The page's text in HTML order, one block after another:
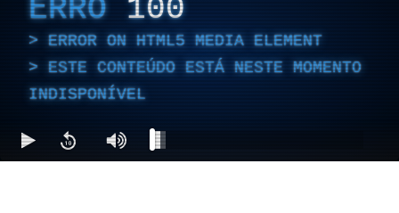
ERRO 100
ERROR ON HTML5 MEDIA ELEMENT
ESTE CONTEÚDO ESTÁ NESTE MOMENTO
INDISPONÍVEL